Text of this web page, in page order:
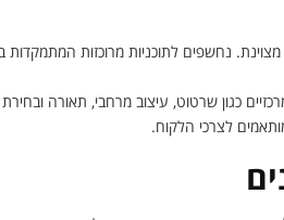
נחשפים לתוכניות מרוכזות המתמקדות
כגון שרטוט, עיצוב מרחבי, תאורה ובחירת
לצרכי הלקוח.